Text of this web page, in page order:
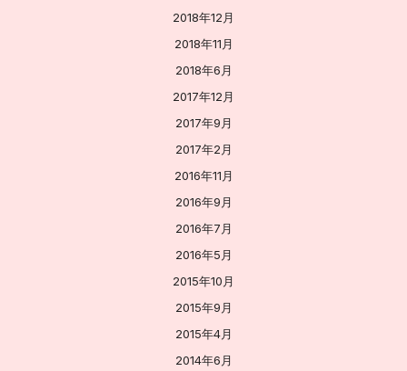
2018年12月
2018年11月
2018年6月
2017年12月
2017年9月
2017年2月
2016年11月
2016年9月
2016年7月
2016年5月
2015年10月
2015年9月
2015年4月
2014年6月